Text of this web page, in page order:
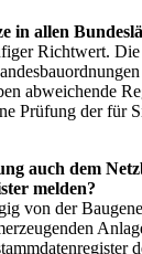
in allen
Richtwert.
abweichende
Prüfung der für
auch dem
melden?
von der